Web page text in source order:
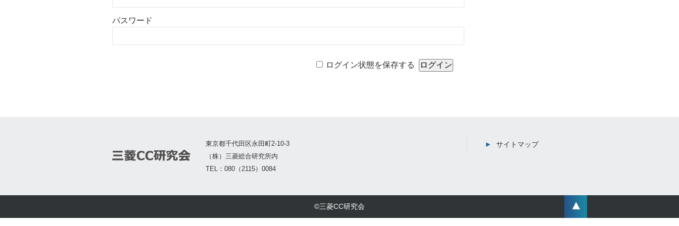
パスワード
ログイン状態を保存する
東京都千代田区永田町2-10-3
（株）三菱総合研究所内
TEL：080（2115）0084
サイトマップ
©三菱CC研究会